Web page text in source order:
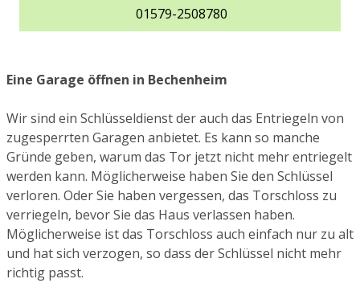
01579-2508780
Eine Garage öffnen in Bechenheim
Wir sind ein Schlüsseldienst der auch das Entriegeln von
zugesperrten Garagen anbietet. Es kann so manche
Gründe geben, warum das Tor jetzt nicht mehr entriegelt
werden kann. Möglicherweise haben Sie den Schlüssel
verloren. Oder Sie haben vergessen, das Torschloss zu
verriegeln, bevor Sie das Haus verlassen haben.
Möglicherweise ist das Torschloss auch einfach nur zu alt
und hat sich verzogen, so dass der Schlüssel nicht mehr
richtig passt.